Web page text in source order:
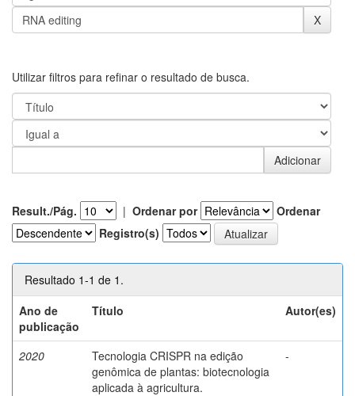
Utilizar filtros para refinar o resultado de busca.
Result./Pág. | Ordenar por
Ordenar
Registro(s)
Resultado 1-1 de 1.
Ano de
publicação
Título Autor(es)
2020
Tecnologia CRISPR na edição
genômica de plantas: biotecnologia
aplicada à agricultura.
-